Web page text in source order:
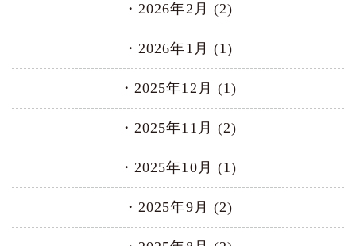
2026年2月 (2)
2026年1月 (1)
2025年12月 (1)
2025年11月 (2)
2025年10月 (1)
2025年9月 (2)